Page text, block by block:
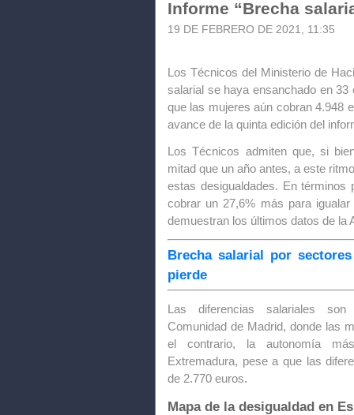
Informe “Brecha
19 DE FEBRERO DE 2021, 11:35
Los Técnicos del Ministerio de
salarial se haya ensanchado en
que las mujeres aún cobran 4.948
avance de la quinta edición del
Los Técnicos admiten que, si
mitad que un año antes, a este
estas desigualdades. En términos
cobrar un 27,6% más para
demuestran los últimos datos de la
Brecha salarial por
pierde
Las diferencias salariales
Comunidad de Madrid, donde las
el contrario, la autonomía
Extremadura, pese a que las
de 2.770 euros.
Mapa de la desigualdad en